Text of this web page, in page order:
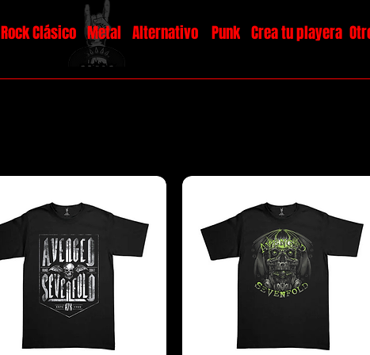
Rock Clásico Metal Alternativo Punk Crea tu playera